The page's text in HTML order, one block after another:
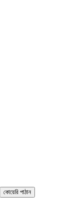
কোয়েরি পাঠান